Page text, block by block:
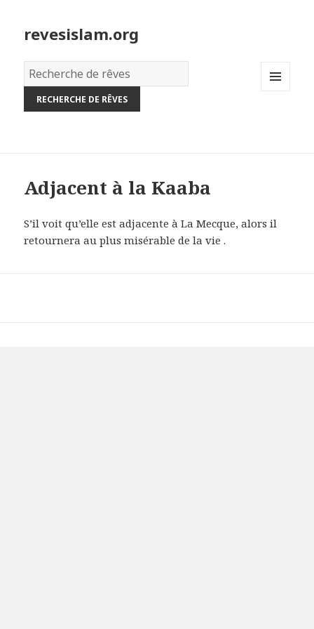
revesislam.org
Dictionnaire
des
rêves:
Adjacent à la Kaaba
S’il voit qu’elle est adjacente à La Mecque, alors il
retournera au plus misérable de la vie .